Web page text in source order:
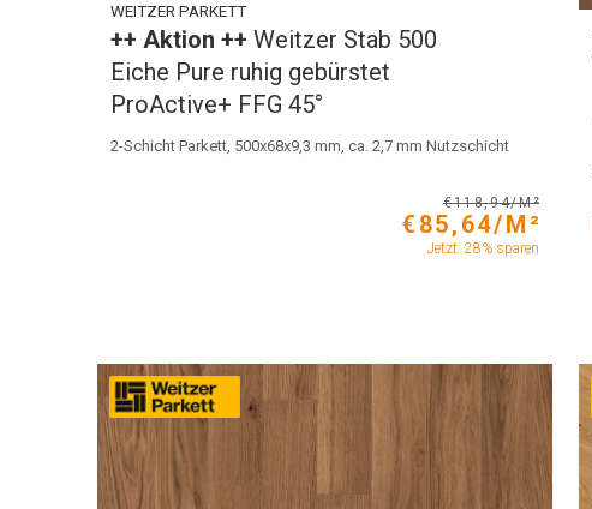
WEITZER PARKETT
++ Aktion ++ Weitzer Stab 500
Eiche Pure ruhig gebürstet
ProActive+ FFG 45°
2-Schicht Parkett, 500x68x9,3 mm, ca. 2,7 mm Nutzschicht
€118,94/M²
€85,64/M²
Jetzt: 28% sparen